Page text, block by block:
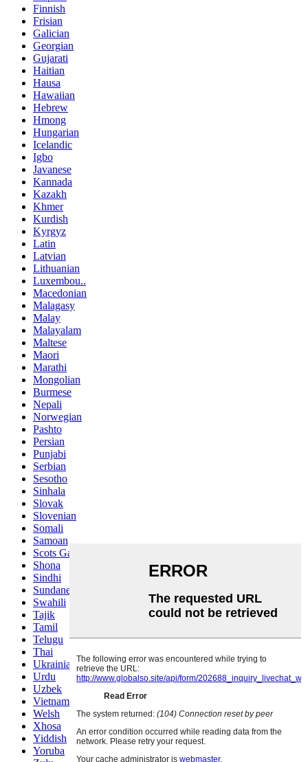
Finnish
Frisian
Galician
Georgian
Gujarati
Haitian
Hausa
Hawaiian
Hebrew
Hmong
Hungarian
Icelandic
Igbo
Javanese
Kannada
Kazakh
Khmer
Kurdish
Kyrgyz
Latin
Latvian
Lithuanian
Luxembou..
Macedonian
Malagasy
Malay
Malayalam
Maltese
Maori
Marathi
Mongolian
Burmese
Nepali
Norwegian
Pashto
Persian
Punjabi
Serbian
Sesotho
Sinhala
Slovak
Slovenian
Somali
Samoan
Scots Gaelic
Shona
Sindhi
Sundanese
Swahili
Tajik
Tamil
Telugu
Thai
Ukrainian
Urdu
Uzbek
Vietnamese
Welsh
Xhosa
Yiddish
Yoruba